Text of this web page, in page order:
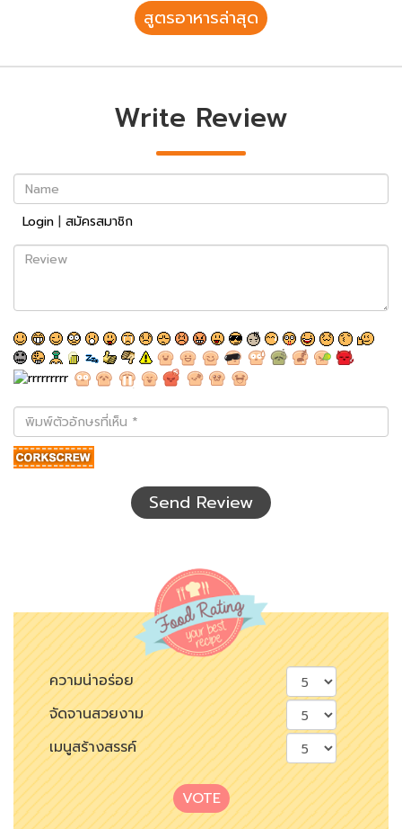
สูตรอาหารล่าสุด
Write Review
Name
Login | สมัครสมาชิก
Review
พิมพ์
ตัว
อักษร
ที่
Send Review
ความน่าอร่อย
จัดจานสวยงาม
เมนูสร้างสรรค์
VOTE